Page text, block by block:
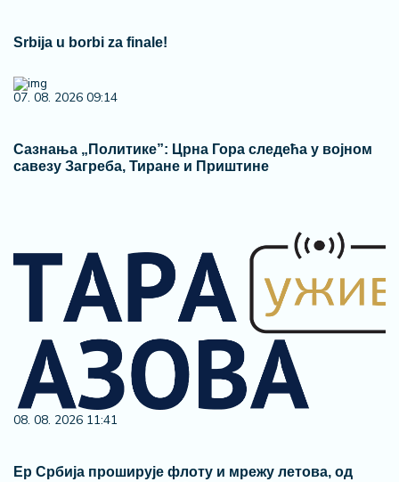
Srbija u borbi za finale!
07. 08. 2026 09:14
Сазнања „Политике”: Црна Гора следећа у војном
савезу Загреба, Тиране и Приштине
08. 08. 2026 11:41
Ер Србија проширује флоту и мрежу летова, од